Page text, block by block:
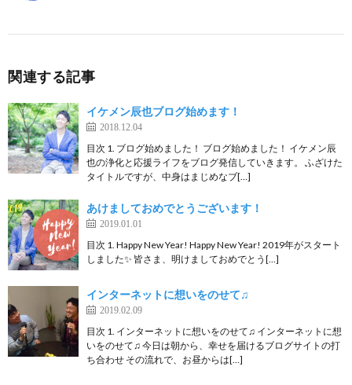
関連する記事
イケメン辰也ブログ始めます！
2018.12.04
目次 1. ブログ始めました！ ブログ始めました！ イケメン辰
也の浄化と応援ライフをブログ発信していきます。 ふざけた
タイトルですが、中身はまじめなブ[…]
あけましておめでとうございます！
2019.01.01
目次 1. Happy New Year! Happy New Year! 2019年がスタート
しました✨ 皆さま、明けましておめでとう[…]
インターネットに想いをのせて♫
2019.02.09
目次 1. インターネットに想いをのせて♫ インターネットに想
いをのせて♫ 今日は朝から、幸せを届けるブログサイトの打
ち合わせ その流れで、お昼からは[…]